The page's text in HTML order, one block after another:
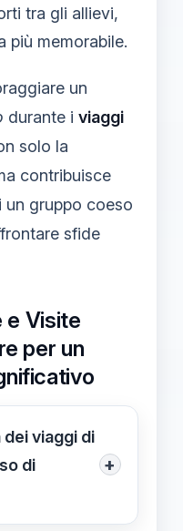
tra gli allievi,
più memorabile.
un
durante i viaggi
solo la
contribuisce
un gruppo coeso
sfide
e Visite
per un
dei viaggi di
di
+